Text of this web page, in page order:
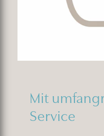
Mit
Service